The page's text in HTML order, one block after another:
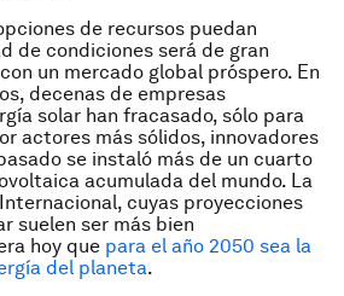
de recursos puedan
de condiciones será de gran
un mercado global próspero. En
decenas de empresas
solar han fracasado, sólo para
actores más sólidos, innovadores
se instaló más de un cuarto
acumulada del mundo. La
cuyas proyecciones
suelen ser más bien
hoy que para el año 2050 sea la
del planeta.